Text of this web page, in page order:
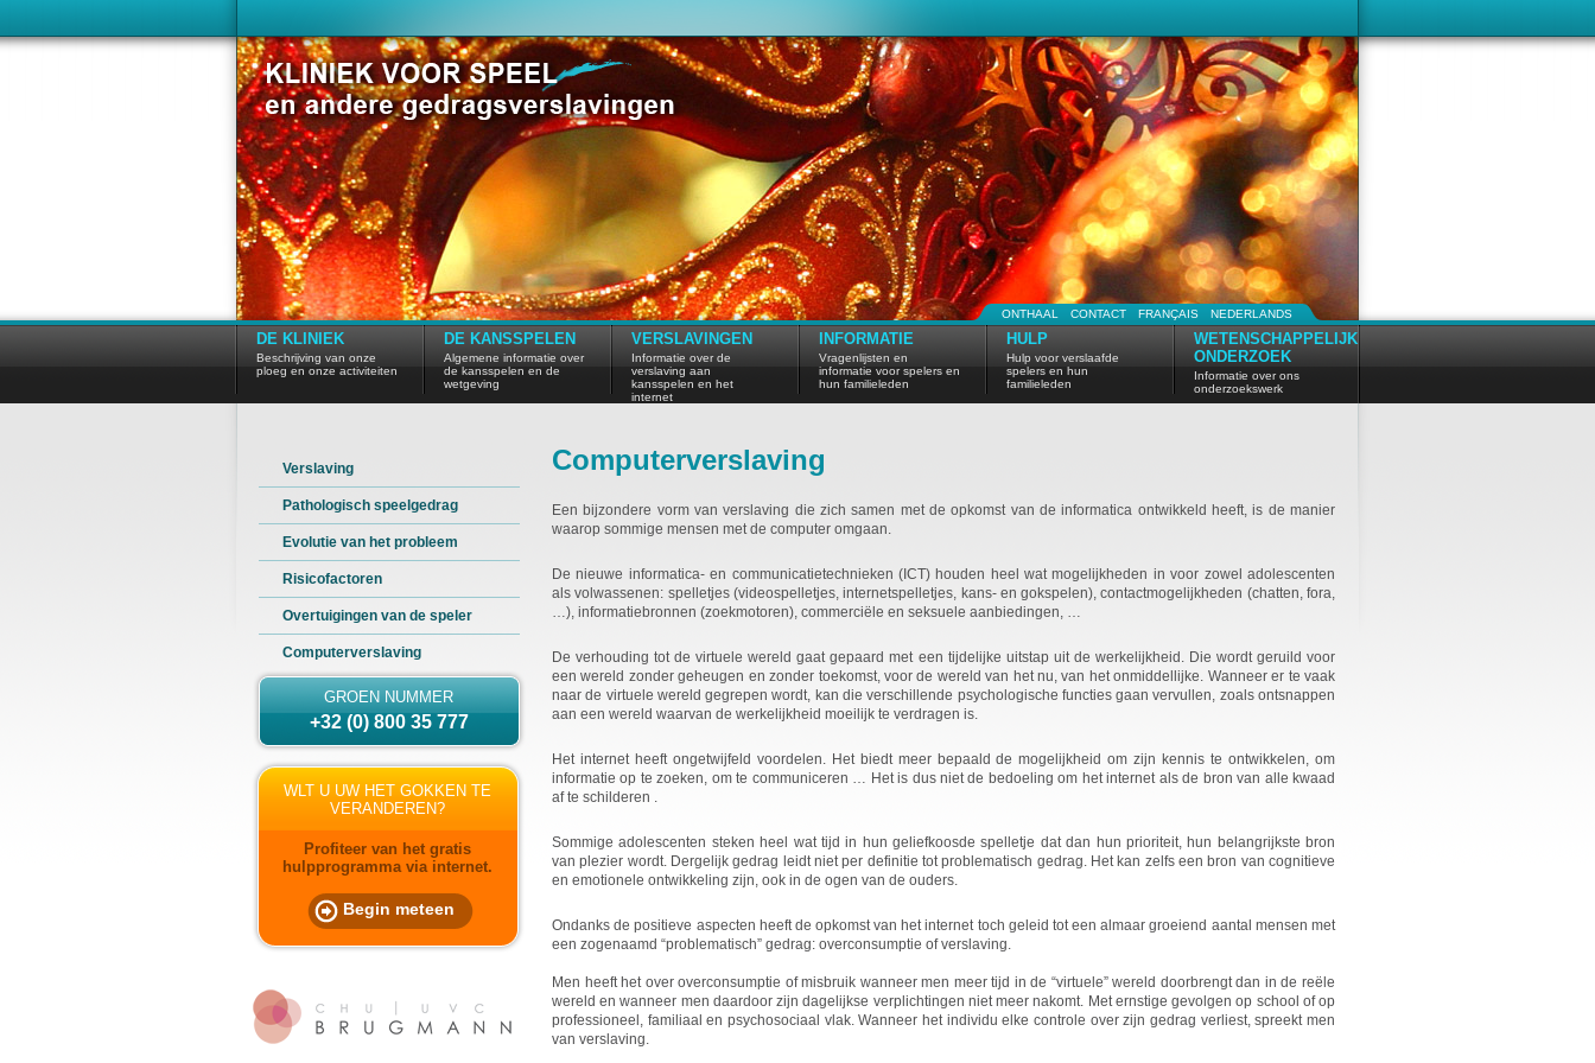
ONTHAAL CONTACT FRANÇAIS NEDERLANDS
DE KLINIEK
Beschrijving van onze
ploeg en onze activiteiten
DE KANSSPELEN
Algemene informatie over
de kansspelen en de
wetgeving
VERSLAVINGEN
Informatie over de
verslaving aan
kansspelen en het
internet
INFORMATIE
Vragenlijsten en
informatie voor spelers en
hun familieleden
HULP
Hulp voor verslaafde
spelers en hun
familieleden
WETENSCHAPPELIJK
ONDERZOEK
Informatie over ons
onderzoekswerk
Verslaving
Pathologisch speelgedrag
Evolutie van het probleem
Risicofactoren
Overtuigingen van de speler
Computerverslaving
GROEN NUMMER
+32 (0) 800 35 777
WLT U UW HET GOKKEN TE
VERANDEREN?
Profiteer van het gratis
hulpprogramma via internet.
Begin meteen
Computerverslaving
Een bijzondere vorm van verslaving die zich samen met de opkomst van de informatica ontwikkeld heeft, is de manier
waarop sommige mensen met de computer omgaan.
De nieuwe informatica- en communicatietechnieken (ICT) houden heel wat mogelijkheden in voor zowel adolescenten
als volwassenen: spelletjes (videospelletjes, internetspelletjes, kans- en gokspelen), contactmogelijkheden (chatten, fora,
…), informatiebronnen (zoekmotoren), commerciële en seksuele aanbiedingen, …
De verhouding tot de virtuele wereld gaat gepaard met een tijdelijke uitstap uit de werkelijkheid. Die wordt geruild voor
een wereld zonder geheugen en zonder toekomst, voor de wereld van het nu, van het onmiddellijke. Wanneer er te vaak
naar de virtuele wereld gegrepen wordt, kan die verschillende psychologische functies gaan vervullen, zoals ontsnappen
aan een wereld waarvan de werkelijkheid moeilijk te verdragen is.
Het internet heeft ongetwijfeld voordelen. Het biedt meer bepaald de mogelijkheid om zijn kennis te ontwikkelen, om
informatie op te zoeken, om te communiceren … Het is dus niet de bedoeling om het internet als de bron van alle kwaad
af te schilderen .
Sommige adolescenten steken heel wat tijd in hun geliefkoosde spelletje dat dan hun prioriteit, hun belangrijkste bron
van plezier wordt. Dergelijk gedrag leidt niet per definitie tot problematisch gedrag. Het kan zelfs een bron van cognitieve
en emotionele ontwikkeling zijn, ook in de ogen van de ouders.
Ondanks de positieve aspecten heeft de opkomst van het internet toch geleid tot een almaar groeiend aantal mensen met
een zogenaamd “problematisch” gedrag: overconsumptie of verslaving.
Men heeft het over overconsumptie of misbruik wanneer men meer tijd in de “virtuele” wereld doorbrengt dan in de reële
wereld en wanneer men daardoor zijn dagelijkse verplichtingen niet meer nakomt. Met ernstige gevolgen op school of op
professioneel, familiaal en psychosociaal vlak. Wanneer het individu elke controle over zijn gedrag verliest, spreekt men
van verslaving.